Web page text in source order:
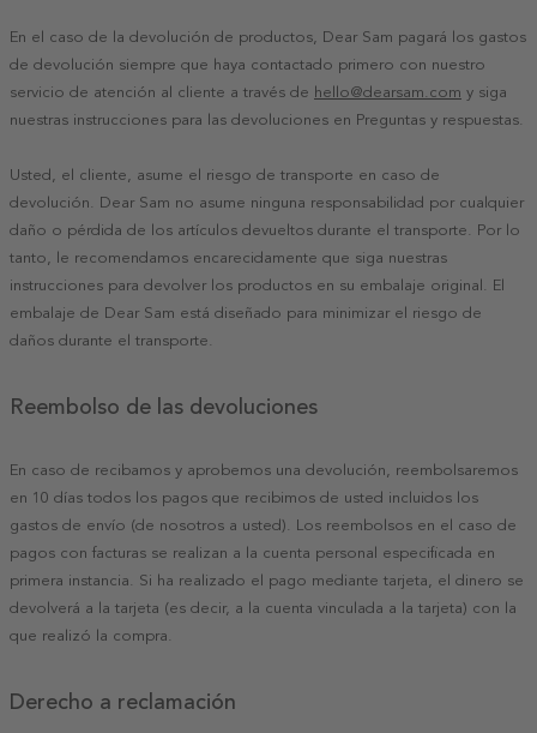
En el caso de la devolución de productos, Dear Sam pagará los gastos
de devolución siempre que haya contactado primero con nuestro
servicio de atención al cliente a través de hello@dearsam.com y siga
nuestras instrucciones para las devoluciones en Preguntas y respuestas.
Usted, el cliente, asume el riesgo de transporte en caso de
devolución. Dear Sam no asume ninguna responsabilidad por cualquier
daño o pérdida de los artículos devueltos durante el transporte. Por lo
tanto, le recomendamos encarecidamente que siga nuestras
instrucciones para devolver los productos en su embalaje original. El
embalaje de Dear Sam está diseñado para minimizar el riesgo de
daños durante el transporte.
Reembolso de las devoluciones
En caso de recibamos y aprobemos una devolución, reembolsaremos
en 10 días todos los pagos que recibimos de usted incluidos los
gastos de envío (de nosotros a usted). Los reembolsos en el caso de
pagos con facturas se realizan a la cuenta personal especificada en
primera instancia. Si ha realizado el pago mediante tarjeta, el dinero se
devolverá a la tarjeta (es decir, a la cuenta vinculada a la tarjeta) con la
que realizó la compra.
Derecho a reclamación